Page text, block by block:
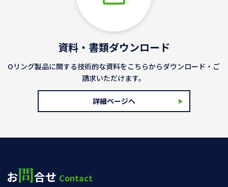
資料・書類ダウンロード
Oリング製品に関する技術的な資料をこちらからダウンロード・ご
請求いただけます。
詳細ページへ
お問合せ Contact